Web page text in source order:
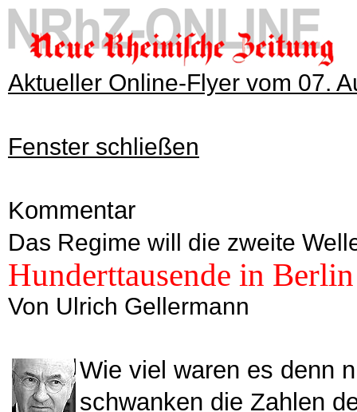
Aktueller Online-Flyer vom 07.
Fenster schließen
Kommentar
Das Regime will die zweite
Hunderttausende in Berlin
Von Ulrich Gellermann
Wie viel waren es denn
schwanken die Zahlen